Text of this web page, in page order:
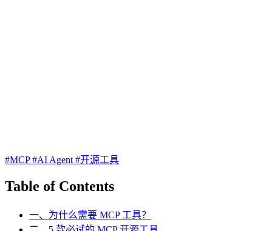
#MCP#AI Agent #开源工具
Table of Contents
一、为什么需要 MCP 工具？